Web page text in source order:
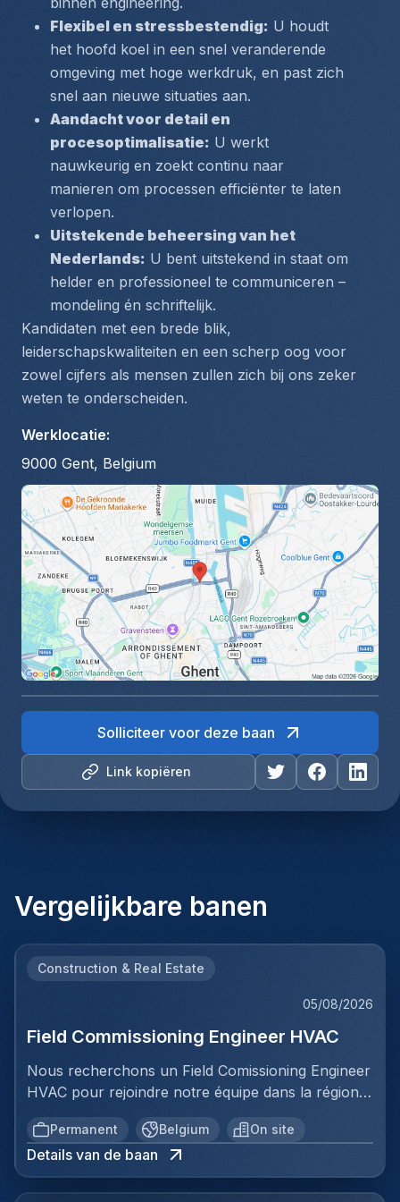
Flexibel en stressbestendig: U houdt
het hoofd koel in een snel veranderende
omgeving met hoge werkdruk, en past zich
snel aan nieuwe situaties aan.
Aandacht voor detail en
procesoptimalisatie: U werkt
nauwkeurig en zoekt continu naar
manieren om processen efficiënter te laten
verlopen.
Uitstekende beheersing van het
Nederlands: U bent uitstekend in staat om
helder en professioneel te communiceren –
mondeling én schriftelijk.
Kandidaten met een brede blik,
leiderschapskwaliteiten en een scherp oog voor
zowel cijfers als mensen zullen zich bij ons zeker
weten te onderscheiden.
Werklocatie:
9000 Gent, Belgium
Link kopiëren
Solliciteer voor deze baan
Vergelijkbare banen
Construction & Real Estate
05/08/2026
Field Commissioning Engineer HVAC
Nous recherchons un Field Comissioning Engineer
HVAC pour rejoindre notre équipe dans la région
de Bruxelles. Dans ce rôle, vous fournirez une
assistance technique sur site lors de la mise en
service et du démarrage des installations HVAC
pour nos clients. Vous serez responsable de
Permanent Belgium On site
Details van de baan